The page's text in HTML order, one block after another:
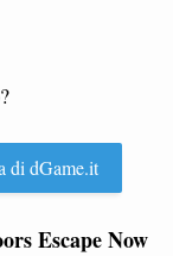
?
di dGame.it
Escape Now